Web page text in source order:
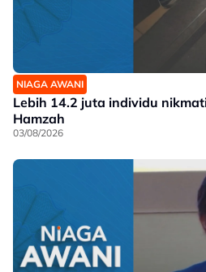
NIAGA AWANI
Lebih 14.2 juta individu
Hamzah
03/08/2026